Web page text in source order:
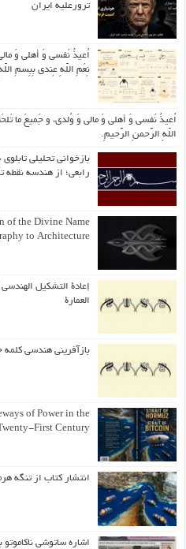
ترورعلیه ایران
اُعیذُ نَفسی وَ أهلی وَ
نِعَمِ اللّهِ عِندی بِبِسمِ
اُعیذُ نَفسی وَ أهلی وَ مالی وَ وُلدی، و جَمیعَ ما
اللّهِ الرَّحمنِ الرَّحیمِ.
بازخوانی تحلیلی
رابعی؛ از هندسه نقطه
of the Divine Name
to Architecture
إعادة التشكيل الهندسي
العمارة
بازآفرینی هندسی کلمه
of Power in the
First Century
انتشار کتاب از تنگه
اشاره ساتوشی